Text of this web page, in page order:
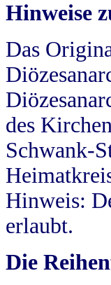
Hinweise
Das
des
Schwank-
Hinweis:
erlaubt.
Die